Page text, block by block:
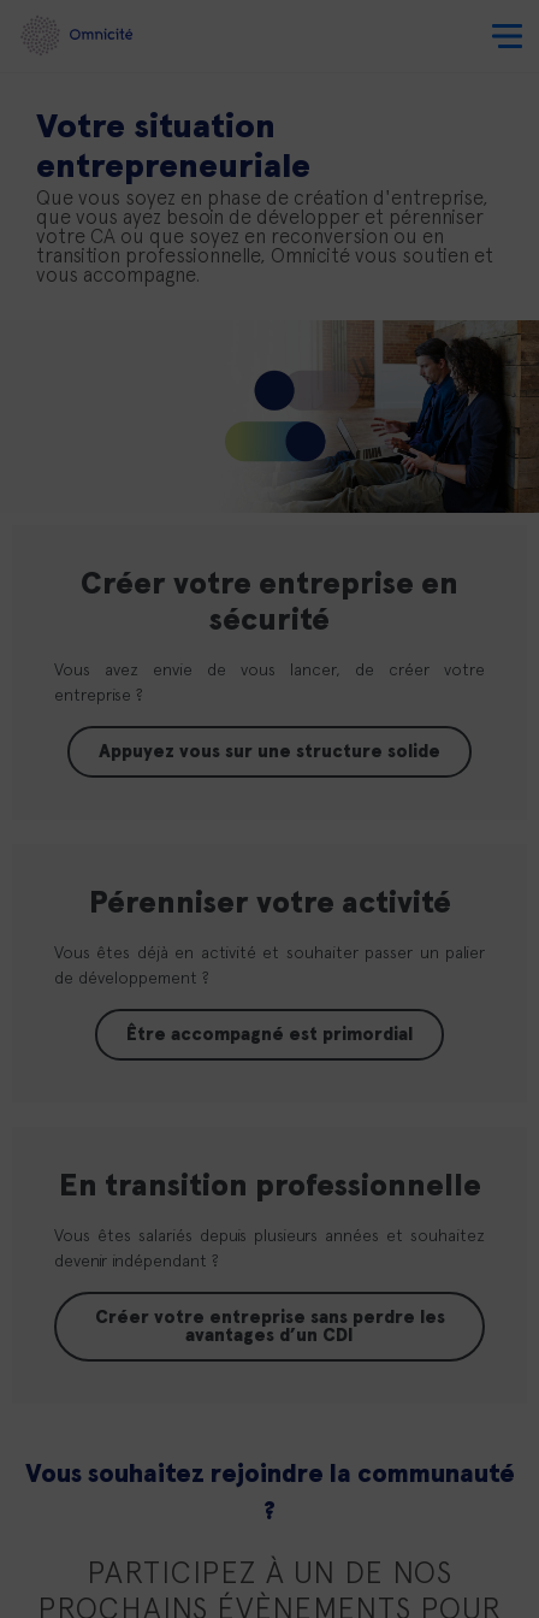
Votre situation
entrepreneuriale
Que vous soyez en phase de création d'entreprise,
que vous ayez besoin de développer et pérenniser
votre CA ou que soyez en reconversion ou en
transition professionnelle, Omnicité vous soutien et
vous accompagne.
Créer votre entreprise en
sécurité
Vous avez envie de vous lancer, de créer votre
entreprise ?
Appuyez vous sur une structure solide
Pérenniser votre activité
Vous êtes déjà en activité et souhaiter passer un palier
de développement ?
Être accompagné est primordial
En transition professionnelle
Vous êtes salariés depuis plusieurs années et souhaitez
devenir indépendant ?
Créer votre entreprise sans perdre les
avantages d’un CDI
Vous souhaitez rejoindre la communauté
?
PARTICIPEZ À UN DE NOS
PROCHAINS ÉVÈNEMENTS POUR